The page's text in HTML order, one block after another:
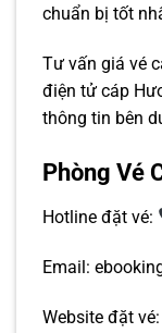
chuẩn bị tốt
Tư vấn giá vé
điện tử cáp
thông tin bên
Phòng Vé
Hotline đặt vé:
Email:
Website đặt vé: